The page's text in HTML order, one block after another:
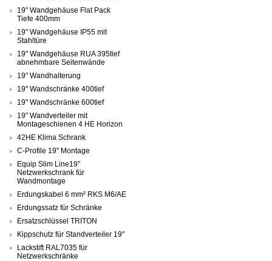
19" Wandgehäuse Flat Pack
Tiefe 400mm
19" Wandgehäuse IP55 mit
Stahltüre
19" Wandgehäuse RUA 395tief
abnehmbare Seitenwände
19" Wandhalterung
19" Wandschränke 400tief
19" Wandschränke 600tief
19" Wandverteiler mit
Montageschienen 4 HE Horizon
42HE Klima Schrank
C-Profile 19" Montage
Equip Slim Line19"
Netzwerkschrank für
Wandmontage
Erdungskabel 6 mm² RKS M6/AE
Erdungssatz für Schränke
Ersatzschlüssel TRITON
Kippschutz für Standverteiler 19"
Lackstift RAL7035 für
Netzwerkschränke